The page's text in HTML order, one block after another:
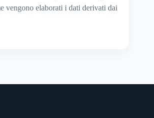
vengono elaborati i dati derivati dai